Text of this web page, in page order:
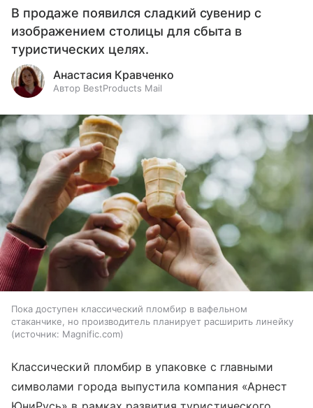
В продаже появился сладкий сувенир с
изображением столицы для сбыта в
туристических целях.
Анастасия Кравченко
Автор BestProducts Mail
Пока доступен классический пломбир в вафельном
стаканчике, но производитель планирует расширить линейку
источник: Magnific.com
Классический пломбир в упаковке с главными
символами города выпустила компания «Арнест